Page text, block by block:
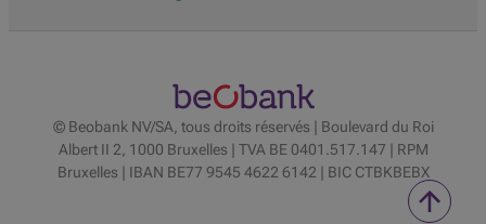
© Beobank NV/SA, tous droits réservés | Boulevard du Roi
Albert II 2, 1000 Bruxelles | TVA BE 0401.517.147 | RPM
Bruxelles | IBAN BE77 9545 4622 6142 | BIC CTBKBEBX